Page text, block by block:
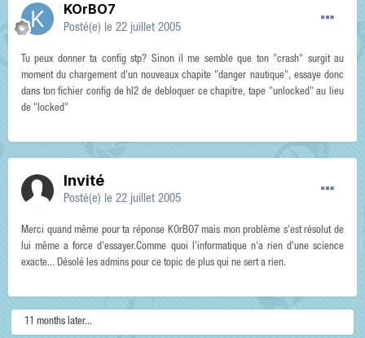
KOrBO7
Posté(e) le 22 juillet 2005
Tu peux donner ta config stp? Sinon il me semble que ton "crash" surgit au
moment du chargement d'un nouveaux chapite "danger nautique", essaye donc
dans ton fichier config de hl2 de debloquer ce chapitre, tape "unlocked" au lieu
de "locked"
Invité
Posté(e) le 22 juillet 2005
Merci quand même pour ta réponse KOrBO7 mais mon problème s'est résolut de
lui même a force d'essayer.Comme quoi l'informatique n'a rien d'une science
exacte... Désolé les admins pour ce topic de plus qui ne sert a rien.
11 months later...